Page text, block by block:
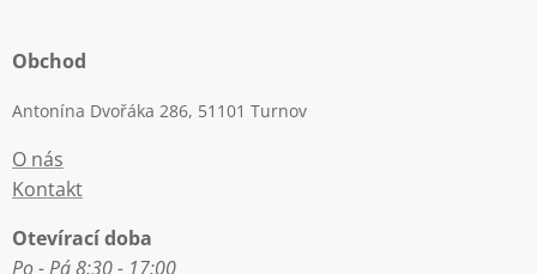
Obchod
Antonína Dvořáka 286, 51101 Turnov
O nás
Kontakt
Otevírací doba
Po - Pá 8:30 - 17:00